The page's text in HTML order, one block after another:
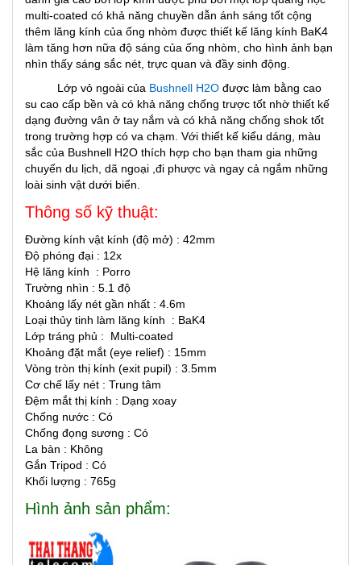
multi-coated có khả năng chuyền dẫn ánh sáng tốt cộng
thêm lăng kính của ống nhòm được thiết kế lăng kính BaK4
làm tăng hơn nữa độ sáng của ống nhòm, cho hình ảnh bạn
nhìn thấy sáng sắc nét, trực quan và đầy sinh động.
Lớp vỏ ngoài của Bushnell H2O được làm bằng cao
su cao cấp bền và có khả năng chống trược tốt nhờ thiết kế
dạng đường vân ở tay nắm và có khả năng chống shok tốt
trong trường hợp có va chạm. Với thiết kế kiểu dáng, màu
sắc của Bushnell H2O thích hợp cho bạn tham gia những
chuyến du lịch, dã ngoại ,đi phược và ngay cả ngắm những
loài sinh vật dưới biển.
Thông số kỹ thuật:
Đường kính vật kính (độ mở) : 42mm
Độ phóng đại : 12x
Hệ lăng kính : Porro
Trường nhìn : 5.1 độ
Khoảng lấy nét gần nhất : 4.6m
Loại thủy tinh làm lăng kính : BaK4
Lớp tráng phủ : Multi-coated
Khoảng đặt mắt (eye relief) : 15mm
Vòng tròn thị kính (exit pupil) : 3.5mm
Cơ chế lấy nét : Trung tâm
Đệm mắt thị kính : Dạng xoay
Chống nước : Có
Chống đọng sương : Có
La bàn : Không
Gắn Tripod : Có
Khối lượng : 765g
Hình ảnh sản phẩm: